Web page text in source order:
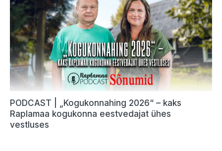
PODCAST | „Kogukonnahing 2026“ – kaks
Raplamaa kogukonna eestvedajat ühes
vestluses